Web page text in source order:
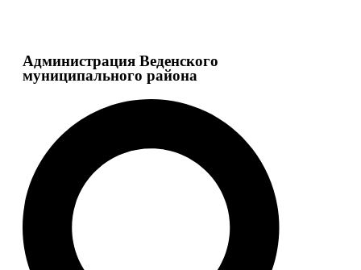
Администрация Веденского
муниципального района